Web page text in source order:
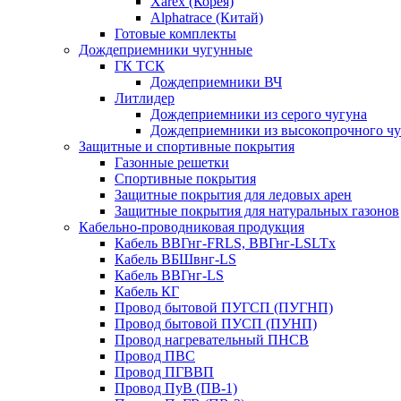
Alphatrace (Китай)
Готовые комплекты
Дождеприемники чугунные
ГК ТСК
Дождеприемники ВЧ
Литлидер
Дождеприемники из серого чугуна
Дождеприемники из высокопрочного
Защитные и спортивные покрытия
Газонные решетки
Спортивные покрытия
Защитные покрытия для ледовых арен
Защитные покрытия для натуральных газонов
Кабельно-проводниковая продукция
Кабель ВВГнг-FRLS, ВВГнг-LSLTx
Кабель ВБШвнг-LS
Кабель ВВГнг-LS
Кабель КГ
Провод бытовой ПУГСП (ПУГНП)
Провод бытовой ПУСП (ПУНП)
Провод нагревательный ПНСВ
Провод ПВС
Провод ПГВВП
Провод ПуВ (ПВ-1)